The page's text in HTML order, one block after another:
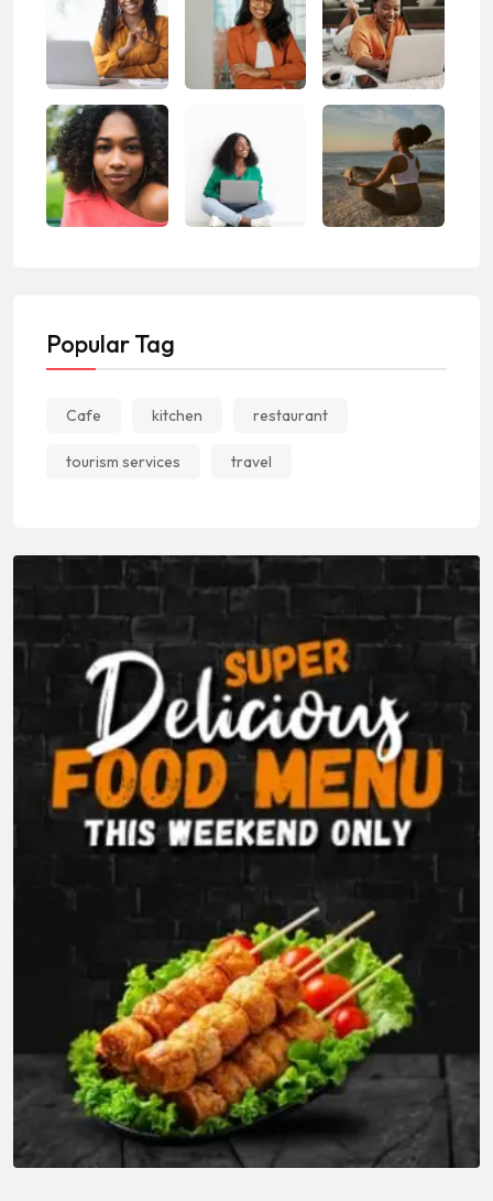
Popular Tag
Cafe kitchen restaurant
tourism services travel